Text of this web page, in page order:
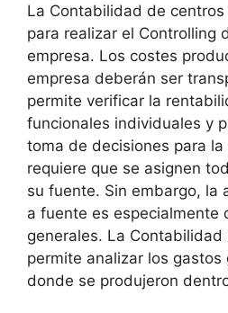
La Contabilidad de
para realizar el Controlling
empresa. Los costes
empresa deberán ser
permite verificar la
funcionales individuales y
toma de decisiones para la
requiere que se asignen
su fuente. Sin embargo, la
a fuente es especialmente
generales. La
permite analizar los gastos
donde se produjeron